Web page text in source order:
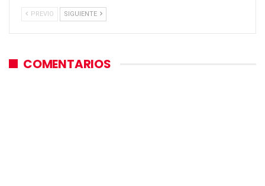
PREVIO SIGUIENTE
COMENTARIOS